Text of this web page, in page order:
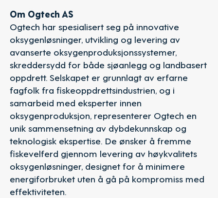
Om Ogtech AS
Ogtech har spesialisert seg på innovative
oksygenløsninger, utvikling og levering av
avanserte oksygenproduksjonssystemer,
skreddersydd for både sjøanlegg og landbasert
oppdrett. Selskapet er grunnlagt av erfarne
fagfolk fra fiskeoppdrettsindustrien, og i
samarbeid med eksperter innen
oksygenproduksjon, representerer Ogtech en
unik sammensetning av dybdekunnskap og
teknologisk ekspertise. De ønsker å fremme
fiskevelferd gjennom levering av høykvalitets
oksygenløsninger, designet for å minimere
energiforbruket uten å gå på kompromiss med
effektiviteten.